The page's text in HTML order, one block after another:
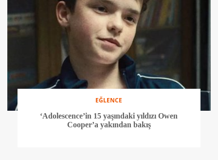
EĞLENCE
‘Adolescence’in 15 yaşındaki yıldızı Owen
Cooper’a yakından bakış